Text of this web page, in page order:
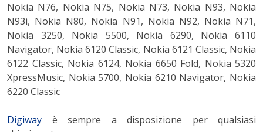
Nokia N76, Nokia N75, Nokia N73, Nokia N93, Nokia
N93i, Nokia N80, Nokia N91, Nokia N92, Nokia N71,
Nokia 3250, Nokia 5500, Nokia 6290, Nokia 6110
Navigator, Nokia 6120 Classic, Nokia 6121 Classic, Nokia
6122 Classic, Nokia 6124, Nokia 6650 Fold, Nokia 5320
XpressMusic, Nokia 5700, Nokia 6210 Navigator, Nokia
6220 Classic
Digiway
è sempre a disposizione per qualsiasi